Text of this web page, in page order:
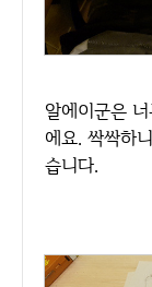
알에이군은
에요. 싹싹하
습니다.